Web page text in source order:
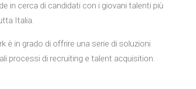
in cerca di candidati con i giovani talenti più
Italia.
è in grado di offrire una serie di soluzioni
processi di recruiting e talent acquisition.